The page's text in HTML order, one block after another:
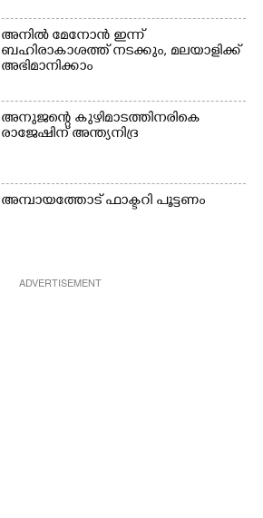
അനിൽ മേനോൻ ഇന്ന്
ബഹിരാകാശത്ത് നടക്കും, മലയാളിക്ക്
അഭിമാനിക്കാം
അനുജന്റെ കുഴിമാടത്തിനരികെ
രാജേഷിന് അന്ത്യനിദ്ര
അമ്പായത്തോട് ഫാക്ടറി പൂട്ടണം
ADVERTISEMENT